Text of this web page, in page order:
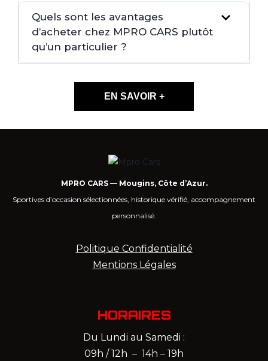
Quels sont les avantages
d’acheter chez MPRO CARS plutôt
qu’un particulier ?
EN SAVOIR +
MPRO CARS — Mougins, Côte d’Azur.
Sportives d’occasion sélectionnées, historique vérifié, accompagnement
personnalisé.
Politique Confidentialité
Mentions Légales
HORAIRES
Du Lundi au Samedi :
09h / 12h – 14h – 19h